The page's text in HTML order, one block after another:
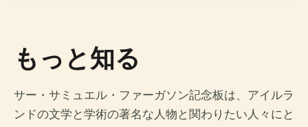
もっと知る
サー・サミュエル・ファーガソン記念板は、アイルラ
ンドの文学と学術の著名な人物と関わりたい人々にと